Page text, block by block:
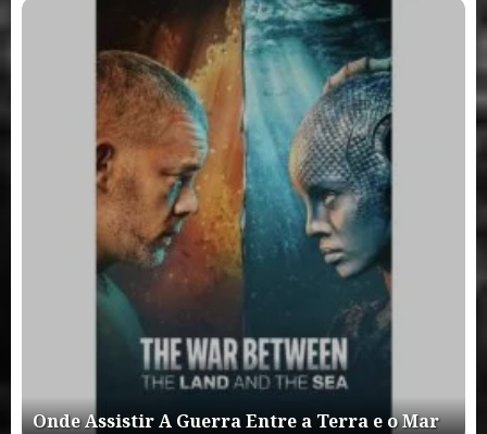
Onde Assistir A Guerra Entre a Terra e o Mar